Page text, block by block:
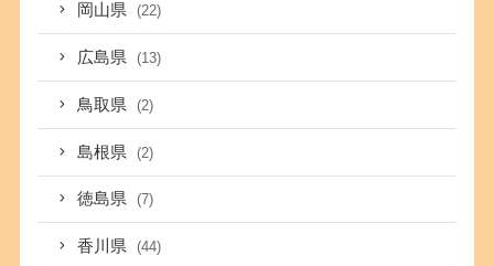
岡山県 (22)
広島県 (13)
鳥取県 (2)
島根県 (2)
徳島県 (7)
香川県 (44)